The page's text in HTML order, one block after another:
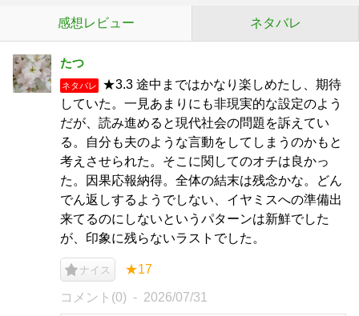
感想レビュー ネタバレ
たつ
ネタバレ
★3.3 途中まではかなり楽しめたし、期待
していた。一見あまりにも非現実的な設定のよう
だが、読み進めると現代社会の問題を訴えてい
る。自分も夫のような言動をしてしまうのかもと
考えさせられた。そこに関してのオチは良かっ
た。因果応報納得。全体の結末は残念かな。どん
でん返しするようでしない、イヤミスへの準備出
来てるのにしないというパターンは新鮮でした
が、印象に残らないラストでした。
ナイス ★17
コメント(0) 2026/07/31